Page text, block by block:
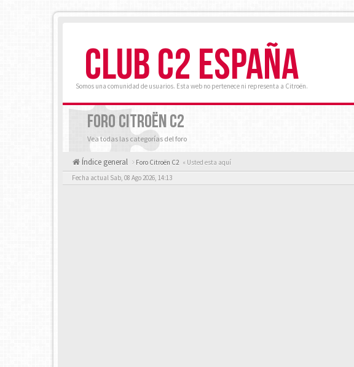
CLUB C2 ESPAÑA
Somos una comunidad de usuarios. Esta web no pertenece ni representa a Citroën.
FORO CITROËN C2
Vea todas las categorías del foro
Índice general Foro Citroën C2 « Usted esta aquí
Fecha actual Sab, 08 Ago 2026, 14:13